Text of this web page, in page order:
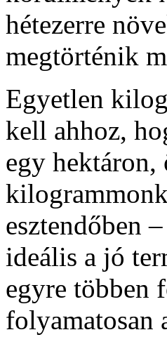
hétezerre
megtörténik
Egyetlen
kell ahhoz,
egy
esztendőben
ideális a jó
egyre többen
folyamatosan